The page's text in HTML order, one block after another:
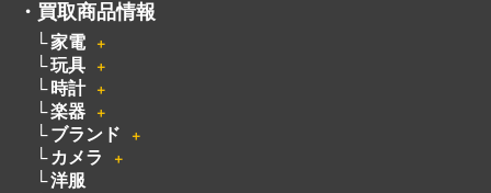
・ 買取商品情報
家電 ＋
玩具 ＋
時計 ＋
楽器 ＋
ブランド ＋
カメラ ＋
洋服